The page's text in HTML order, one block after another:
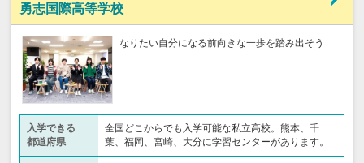
勇志国際高等学校
なりたい自分になる前向きな一歩を踏み出そう
入学できる
都道府県
全国どこからでも入学可能な私立高校。熊本、千
葉、福岡、宮崎、大分に学習センターがあります。